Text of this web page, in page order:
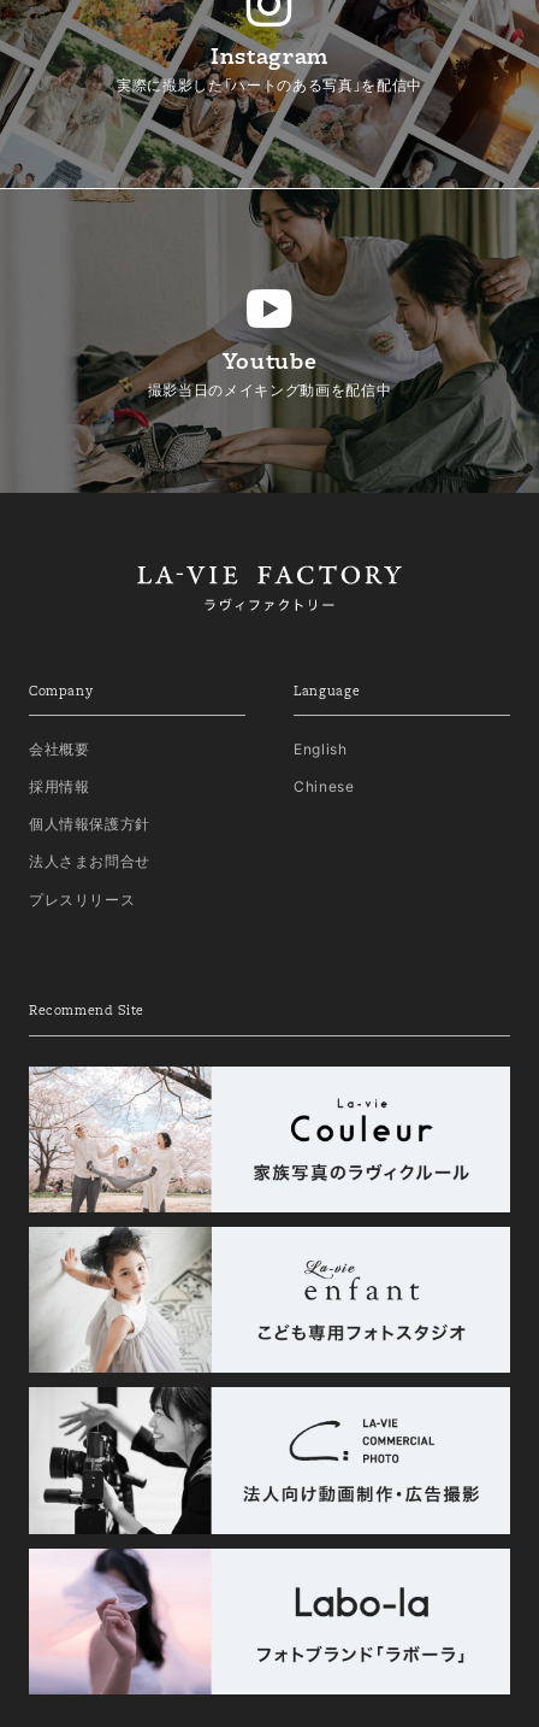
Instagram
実際に撮影した「ハートのある写真」を配信中
Youtube
撮影当日のメイキング動画を配信中
Company
会社概要
採用情報
個人情報保護方針
法人さまお問合せ
プレスリリース
Language
English
Chinese
Recommend Site